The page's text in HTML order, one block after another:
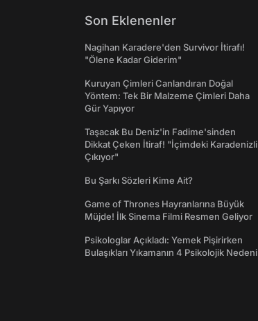
Son Eklenenler
Nagihan Karadere'den Survivor İtirafı!
"Ölene Kadar Giderim"
Kuruyan Çimleri Canlandıran Doğal
Yöntem: Tek Bir Malzeme Çimleri Daha
Gür Yapıyor
Taşacak Bu Deniz'in Fadime'sinden
Dikkat Çeken İtiraf! "İçimdeki Karadenizli
Çıkıyor"
Bu Şarkı Sözleri Kime Ait?
Game of Thrones Hayranlarına Büyük
Müjde! İlk Sinema Filmi Resmen Geliyor
Psikologlar Açıkladı: Yemek Pişirirken
Bulaşıkları Yıkamanın 4 Psikolojik Nedeni